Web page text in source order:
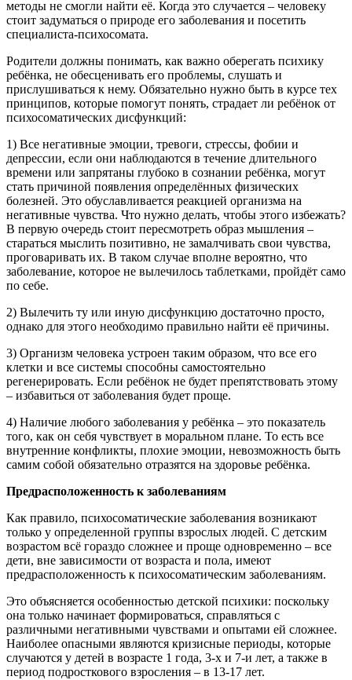
методы не смогли найти её. Когда это случается – человеку
стоит задуматься о природе его заболевания и посетить
специалиста-психосомата.
Родители должны понимать, как важно оберегать психику
ребёнка, не обесценивать его проблемы, слушать и
прислушиваться к нему. Обязательно нужно быть в курсе тех
принципов, которые помогут понять, страдает ли ребёнок от
психосоматических дисфункций:
1) Все негативные эмоции, тревоги, стрессы, фобии и
депрессии, если они наблюдаются в течение длительного
времени или запрятаны глубоко в сознании ребёнка, могут
стать причиной появления определённых физических
болезней. Это обуславливается реакцией организма на
негативные чувства. Что нужно делать, чтобы этого избежать?
В первую очередь стоит пересмотреть образ мышления –
стараться мыслить позитивно, не замалчивать свои чувства,
проговаривать их. В таком случае вполне вероятно, что
заболевание, которое не вылечилось таблетками, пройдёт само
по себе.
2) Вылечить ту или иную дисфункцию достаточно просто,
однако для этого необходимо правильно найти её причины.
3) Организм человека устроен таким образом, что все его
клетки и все системы способны самостоятельно
регенерировать. Если ребёнок не будет препятствовать этому
– избавиться от заболевания будет проще.
4) Наличие любого заболевания у ребёнка – это показатель
того, как он себя чувствует в моральном плане. То есть все
внутренние конфликты, плохие эмоции, невозможность быть
самим собой обязательно отразятся на здоровье ребёнка.
Предрасположенность к заболеваниям
Как правило, психосоматические заболевания возникают
только у определенной группы взрослых людей. С детским
возрастом всё гораздо сложнее и проще одновременно – все
дети, вне зависимости от возраста и пола, имеют
предрасположенность к психосоматическим заболеваниям.
Это объясняется особенностью детской психики: поскольку
она только начинает формироваться, справляться с
различными негативными чувствами и опытами ей сложнее.
Наиболее опасными являются кризисные периоды, которые
случаются у детей в возрасте 1 года, 3-х и 7-и лет, а также в
период подросткового взросления – в 13-17 лет.